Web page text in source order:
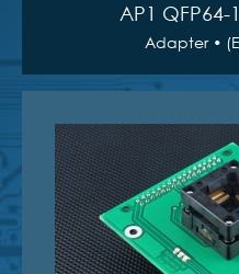
AP1 QFP64-
Adapter •